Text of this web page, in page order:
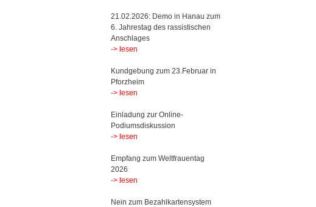
21.02.2026: Demo in Hanau zum
6. Jahrestag des rassistischen
Anschlages
-> lesen
Kundgebung zum 23.Februar in
Pforzheim
-> lesen
Einladung zur Online-
Podiumsdiskussion
-> lesen
Empfang zum Weltfrauentag
2026
-> lesen
Nein zum Bezahlkartensystem